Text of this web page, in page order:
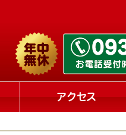
アクセス